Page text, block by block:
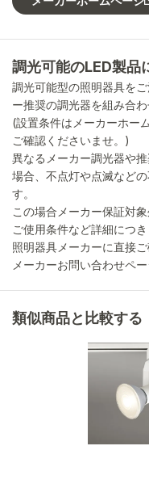
調光可能のLED製品
調光可能型の照明器具を
ー推奨の調光器を組み合わ
(設置条件はメーカーホー
ご確認くださいませ。)
異なるメーカー調光器や
場合、不点灯や点滅など
す。
この場合メーカー保証対
ご使用条件など詳細につ
照明器具メーカーに直接ご
メーカーお問い合わせペ
類似商品と比較する